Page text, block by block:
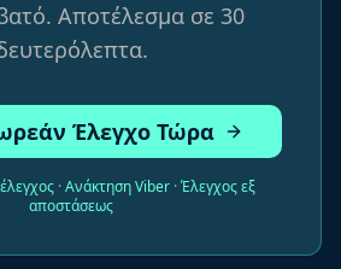
Αποτέλεσμα σε 30
Έλεγχο Τώρα
·Ανάκτηση Viber ·Έλεγχος εξ
αποστάσεως